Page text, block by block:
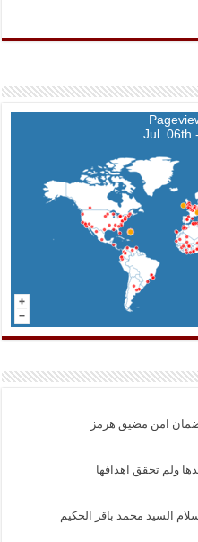
Jul. 06th
لضمان امن مضيق هرمز
ولم تحقق اهدافها
السيد محمد باقر الحكيم